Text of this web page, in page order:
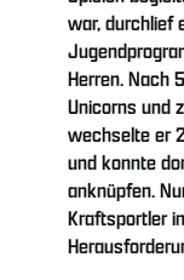
war, durchlief
Herren. Nach
Unicorns und
wechselte er
und konnte
anknüpfen.
Kraftsportler